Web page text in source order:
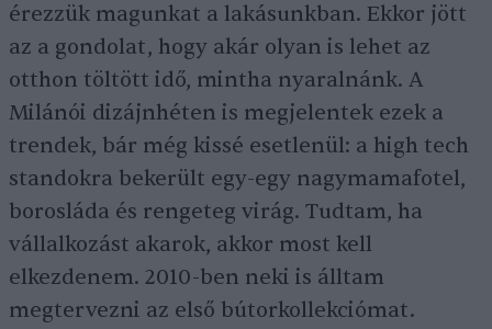
érezzük magunkat a lakásunkban. Ekkor jött
az a gondolat, hogy akár olyan is lehet az
otthon töltött idő, mintha nyaralnánk. A
Milánói dizájnhéten is megjelentek ezek a
trendek, bár még kissé esetlenül: a high tech
standokra bekerült egy-egy nagymamafotel,
borosláda és rengeteg virág. Tudtam, ha
vállalkozást akarok, akkor most kell
elkezdenem. 2010-ben neki is álltam
megtervezni az első bútorkollekciómat.